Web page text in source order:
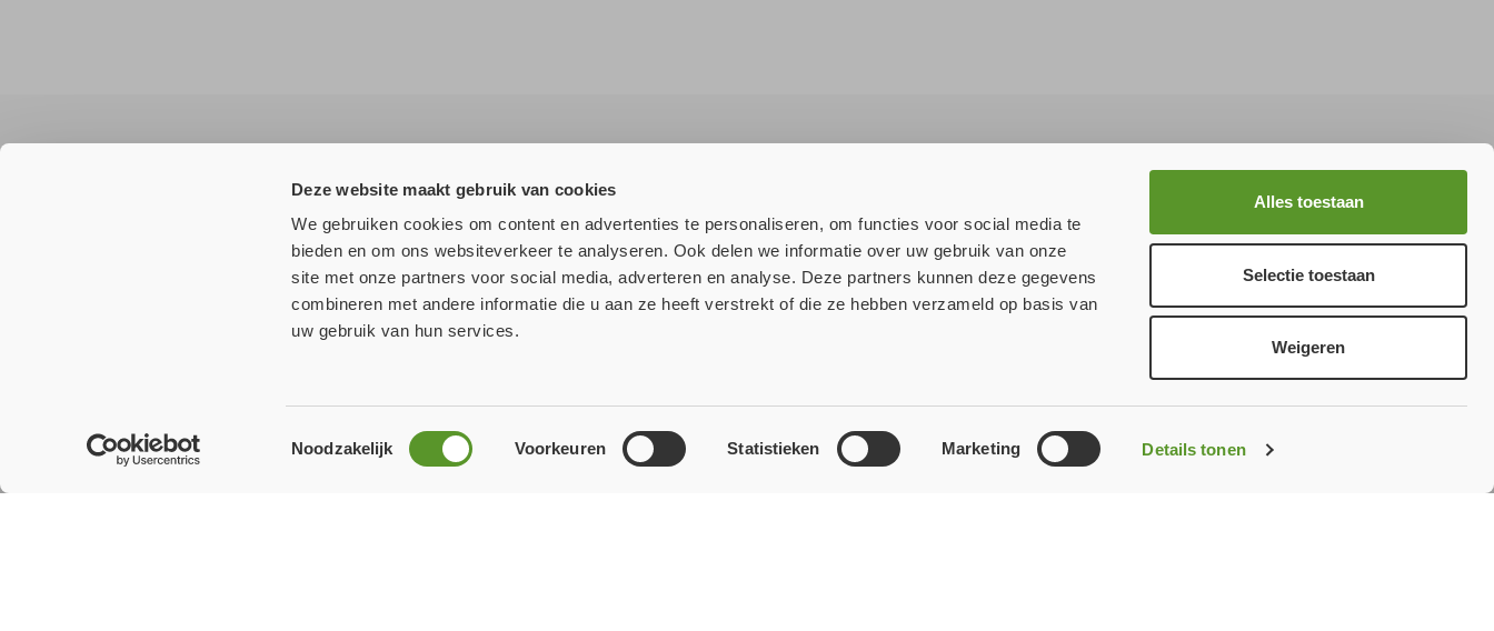
Deze website maakt gebruik van cookies
We gebruiken cookies om content en advertenties te personaliseren, om functies voor social media te
bieden en om ons websiteverkeer te analyseren. Ook delen we informatie over uw gebruik van onze
site met onze partners voor social media, adverteren en analyse. Deze partners kunnen deze gegevens
combineren met andere informatie die u aan ze heeft verstrekt of die ze hebben verzameld op basis van
uw gebruik van hun services.
Toestemmingsselectie
Noodzakelijk Voorkeuren Statistieken Marketing Details tonen
Alles toestaan
Selectie toestaan
Weigeren
missen?
Meld u aan voor onze nieuwsbrief en ontvang als eerste alle nieuws!
Aanmelden
Mulcol producten portfolio
Brandwerende afdichtingen
Wie is Fire Proof B.V.?
Contact
De Hammen 47